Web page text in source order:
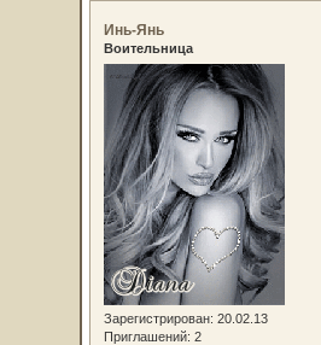
Инь-Янь
Воительница
Зарегистрирован: 20.02.13
Приглашений: 2